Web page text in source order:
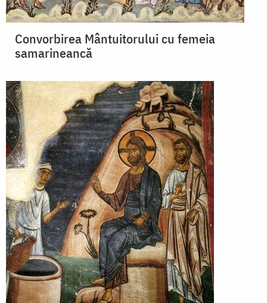
Convorbirea Mântuitorului cu femeia
samarineancă